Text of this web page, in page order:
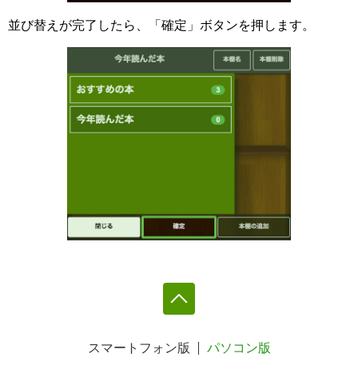
並び替えが完了したら、「確定」ボタンを押します。
スマートフォン版 パソコン版